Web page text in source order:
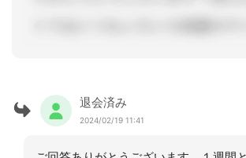
退会済み
2024/02/19 11:41